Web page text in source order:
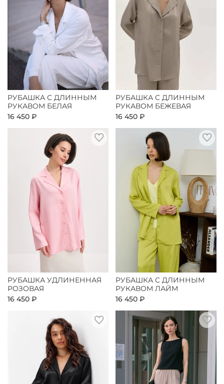
РУБАШКА С ДЛИННЫМ
РУКАВОМ БЕЛАЯ
16 450 ₽
РУБАШКА С ДЛИННЫМ
РУКАВОМ БЕЖЕВАЯ
16 450 ₽
РУБАШКА УДЛИНЕННАЯ
РОЗОВАЯ
16 450 ₽
РУБАШКА С ДЛИННЫМ
РУКАВОМ ЛАЙМ
16 450 ₽